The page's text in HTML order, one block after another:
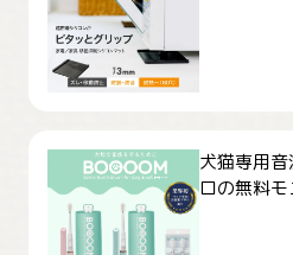
犬猫専用
ロの無料